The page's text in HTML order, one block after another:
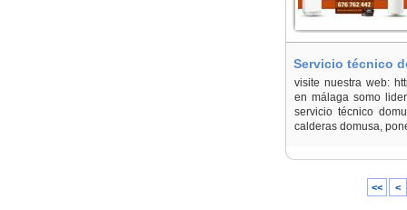
Servicio técnico
visite nuestra web:
en málaga somo
servicio técnico
calderas domusa,
<< <